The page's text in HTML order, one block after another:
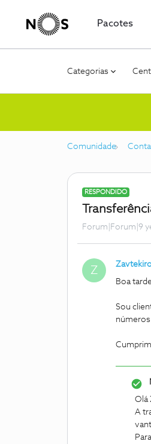
Pacotes
Categorias
Comunidade
RESPONDIDO
Forum|Forum|9
Z
Boa
Sou
números
Olá
A